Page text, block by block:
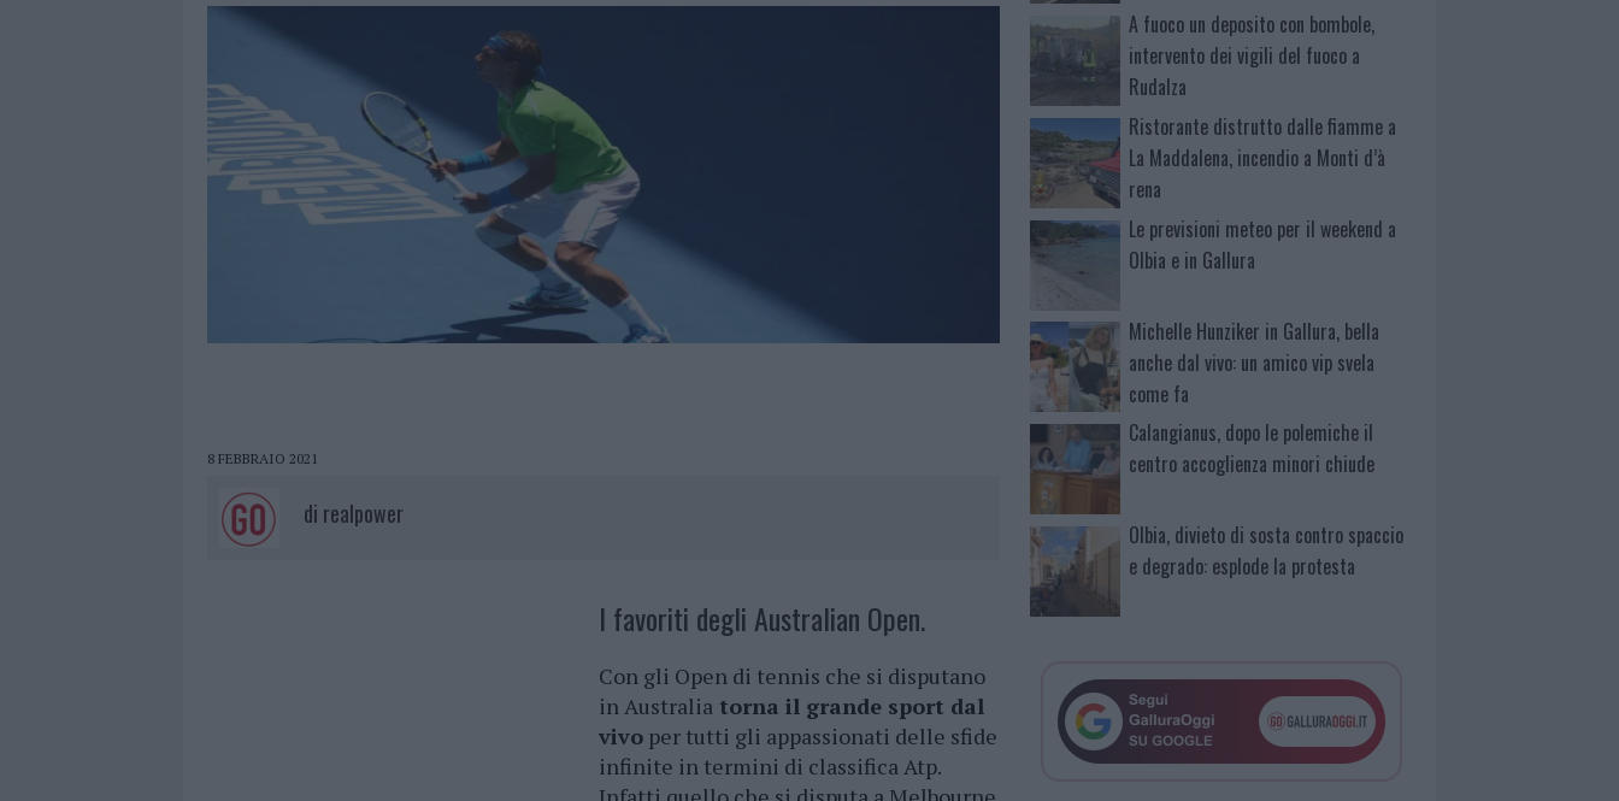
8 FEBBRAIO 2021
di realpower
I favoriti degli Australian Open.
Con gli Open di tennis che si disputano
in Australia torna il grande sport dal
vivo per tutti gli appassionati delle sfide
infinite in termini di classifica Atp.
A fuoco un deposito con bombole,
intervento dei vigili del fuoco a
Rudalza
Ristorante distrutto dalle fiamme a
La Maddalena, incendio a Monti d’à
rena
Le previsioni meteo per il weekend a
Olbia e in Gallura
Michelle Hunziker in Gallura, bella
anche dal vivo: un amico vip svela
come fa
Calangianus, dopo le polemiche il
centro accoglienza minori chiude
Olbia, divieto di sosta contro spaccio
e degrado: esplode la protesta